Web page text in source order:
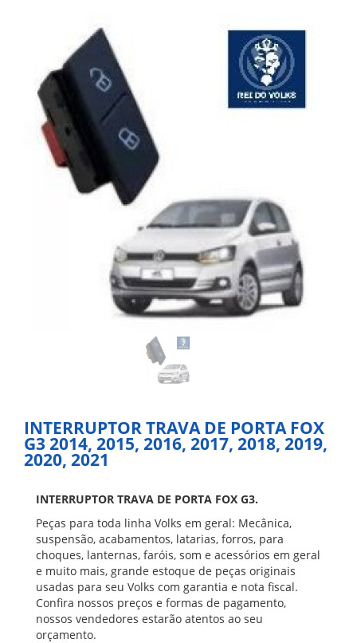
INTERRUPTOR TRAVA DE PORTA FOX
G3 2014, 2015, 2016, 2017, 2018, 2019,
2020, 2021
INTERRUPTOR TRAVA DE PORTA FOX G3.
Peças para toda linha Volks em geral: Mecânica,
suspensão, acabamentos, latarias, forros, para
choques, lanternas, faróis, som e acessórios em geral
e muito mais, grande estoque de peças originais
usadas para seu Volks com garantia e nota fiscal.
Confira nossos preços e formas de pagamento,
nossos vendedores estarão atentos ao seu
orçamento.